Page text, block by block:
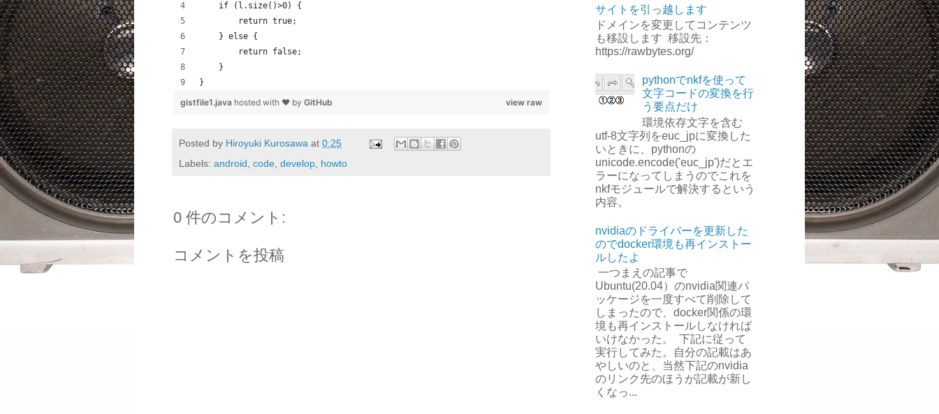
    if (l.size()>0) {
        return true;
    } else {
        return false;
    }
}
view raw
gistfile1.java hosted with ❤ by GitHub
Posted by Hiroyuki Kurosawa at 0:25
Labels: android, code, develop, howto
0 件のコメント:
コメントを投稿
サイトを引っ越します
ドメインを変更してコンテンツ
も移設します 移設先：
https://rawbytes.org/
pythonでnkfを使って
文字コードの変換を行
う要点だけ
環境依存文字を含む
utf-8文字列をeuc_jpに変換した
いときに、pythonの
unicode.encode('euc_jp')だとエ
ラーになってしまうのでこれを
nkfモジュールで解決するという
内容。
nvidiaのドライバーを更新した
のでdocker環境も再インストー
ルしたよ
一つまえの記事で
Ubuntu(20.04）のnvidia関連パ
ッケージを一度すべて削除して
しまったので、docker関係の環
境も再インストールしなければ
いけなかった。 下記に従って
実行してみた。自分の記載はあ
やしいのと、当然下記のnvidia
のリンク先のほうが記載が新し
くなっ...